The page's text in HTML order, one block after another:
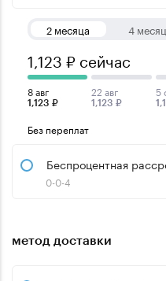
2 месяца 4
1,123 ₽ сейчас
8 авг
1,123 ₽
22 авг
1,123 ₽
5
Без переплат
Беспроцентная
0-0-4
метод доставки